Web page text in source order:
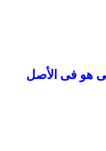
هو فى الأصل